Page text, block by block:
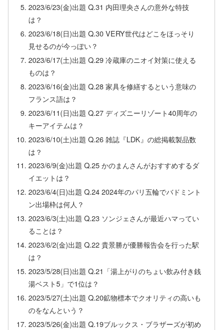
2023/6/23(金)出題 Q.31 内田理央さんの意外な特技
は？
2023/6/18(日)出題 Q.30 VERY世代はどこをほっそり
見せるのが今っぽい？
2023/6/17(土)出題 Q.29 冷蔵庫のニオイ対策に使える
ものは？
2023/6/16(金)出題 Q.28 家具を修繕するという意味の
フランス語は？
2023/6/11(日)出題 Q.27 ディズニーリゾート40周年の
キーアイテムは？
2023/6/10(土)出題 Q.26 雑誌『LDK』の総掲載製品数
は？
2023/6/9(金)出題 Q.25 かのまんさんがおすすめするダ
イエットは？
2023/6/4(日)出題 Q.24 2024年のパリ五輪でバドミント
ン出場枠は何人？
2023/6/3(土)出題 Q.23 ソンジェさんが最近ハマってい
ることは？
2023/6/2(金)出題 Q.22 貴景勝が優勝報告会を行った駅
は？
2023/5/28(日)出題 Q.21「湯上がりのちょい飲み付き銭
湯ベスト5」で1位は？
2023/5/27(土)出題 Q.20鉱物標本でクオリティの高いも
のをなんという？
2023/5/26(金)出題 Q.19ブルックス・ブラザーズが初め